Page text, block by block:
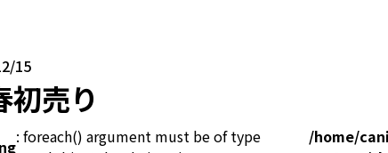
15
初売り
: foreach() argument must be of type
/home/